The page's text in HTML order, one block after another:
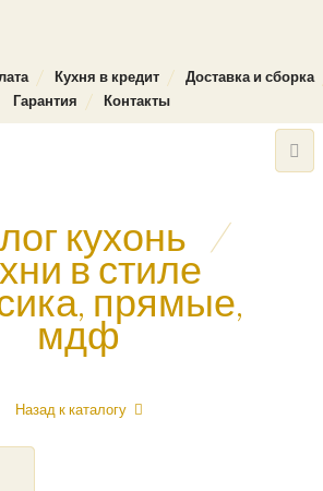
Кухня в кредит
Доставка и сборка
Гарантия
Контакты
кухонь /
в стиле
прямые,
мдф
Назад к каталогу